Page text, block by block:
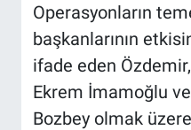
Operasyonların
başkanlarının
ifade eden
Ekrem İmamoğlu
Bozbey olmak